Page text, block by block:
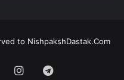
to NishpakshDastak.Com
InstagramTelegram